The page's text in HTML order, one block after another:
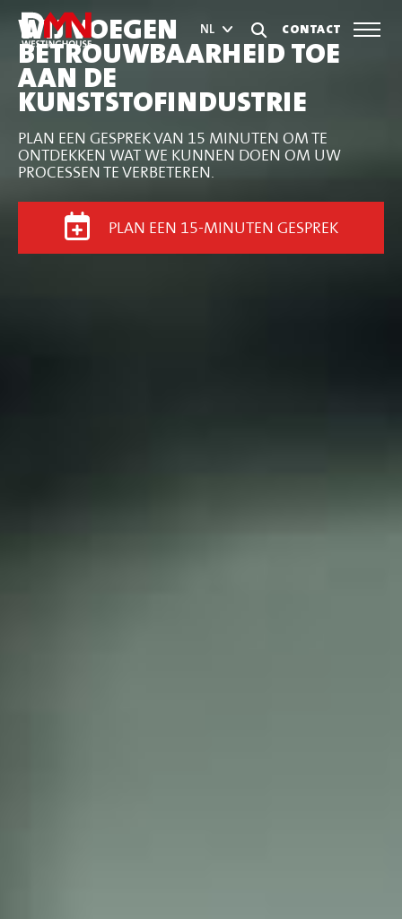
CONTACT
NL
WIJ VOEGEN
BETROUWBAARHEID TOE
AAN DE
KUNSTSTOFINDUSTRIE
PLAN EEN GESPREK VAN 15 MINUTEN OM TE
ONTDEKKEN WAT WE KUNNEN DOEN OM UW
PROCESSEN TE VERBETEREN.
PLAN EEN 15-MINUTEN GESPREK